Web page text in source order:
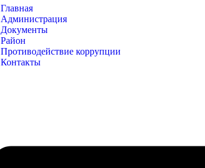
Главная
Администрация
Документы
Район
Противодействие коррупции
Контакты